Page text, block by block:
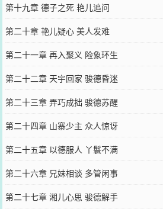
第十九章 德子之死 艳儿追问
第二十章 艳儿疑心 美人发难
第二十一章 再入聚义 险象环生
第二十二章 天宇回家 骏德昏迷
第二十三章 弄巧成拙 骏德苏醒
第二十四章 山寨少主 众人惊讶
第二十五章 以德服人 丫鬟不满
第二十六章 兄妹相谈 多管闲事
第二十七章 湘儿心思 骏德解手